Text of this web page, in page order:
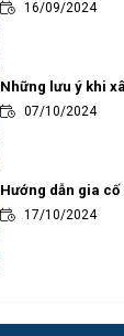
16/09/2024
Những lưu ý khi
07/10/2024
Hướng dẫn gia
17/10/2024